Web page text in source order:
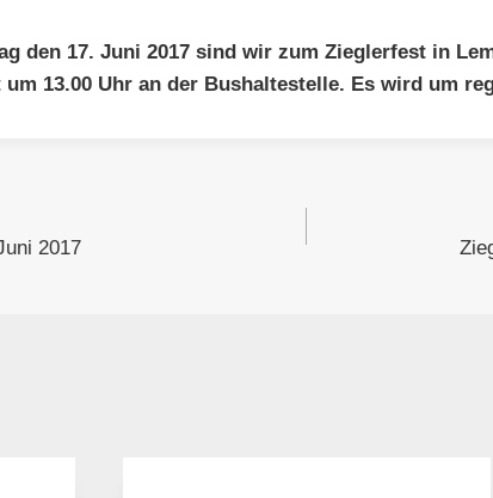
den 17. Juni 2017 sind wir zum Zieglerfest in
13.00 Uhr an der Bushaltestelle. Es wird um
2017